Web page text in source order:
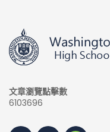
文章瀏覽點擊數
6103696